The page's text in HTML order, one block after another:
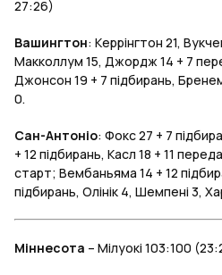
27:26)
Вашингтон: Керрінгтон 21,
Макколлум 15, Джордж 14 + 7
Джонсон 19 + 7 підбирань, Бренем
0.
Сан-Антоніо: Фокс 27 + 7
+ 12 підбирань, Касл 18 + 11
старт; Вембаньяма 14 + 12
підбирань, Олінік 4, Шемпені 3,
Міннесота – Мілуокі 103:100